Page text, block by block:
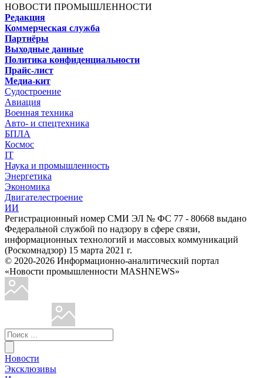
НОВОСТИ ПРОМЫШЛЕННОСТИ
Редакция
Коммерческая служба
Партнёры
Выходные данные
Политика конфиденциальности
Прайс-лист
Медиа-кит
Судостроение
Авиация
Военная техника
Авто- и спецтехника
БПЛА
Космос
IT
Наука и промышленность
Энергетика
Экономика
Двигателестроение
ИИ
Регистрационный номер СМИ ЭЛ № ФС 77 - 80668 выдано
Федеральной службой по надзору в сфере связи,
информационных технологий и массовых коммуникаций
(Роскомнадзор) 15 марта 2021 г.
© 2020-2026 Информационно-аналитический портал
«Новости промышленности MASHNEWS»
Новости
Эксклюзивы